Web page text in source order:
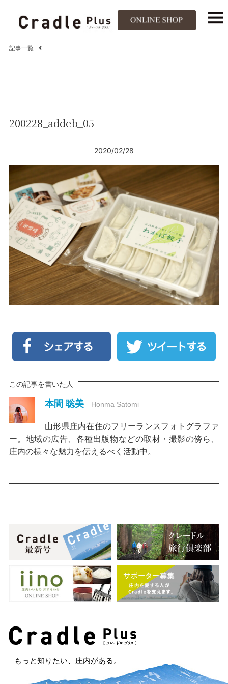
記事一覧
200228_addeb_05
2020/02/28
この記事を書いた人
本間 聡美 Honma Satomi
山形県庄内在住のフリーランスフォトグラファ
ー。地域の広告、各種出版物などの取材・撮影の傍ら、
庄内の様々な魅力を伝えるべく活動中。
もっと知りたい、庄内がある。